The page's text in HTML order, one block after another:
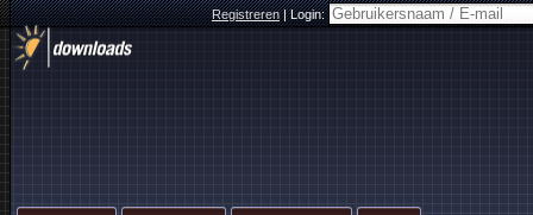
Registreren|Login: